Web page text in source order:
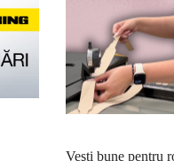
Veşti bune pentru